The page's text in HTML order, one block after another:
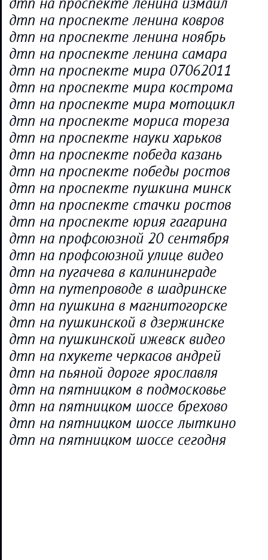
дтп на проспекте ленина измаил
дтп на проспекте ленина ковров
дтп на проспекте ленина ноябрь
дтп на проспекте ленина самара
дтп на проспекте мира 07062011
дтп на проспекте мира кострома
дтп на проспекте мира мотоцикл
дтп на проспекте мориса тореза
дтп на проспекте науки харьков
дтп на проспекте победа казань
дтп на проспекте победы ростов
дтп на проспекте пушкина минск
дтп на проспекте стачки ростов
дтп на проспекте юрия гагарина
дтп на профсоюзной 20 сентября
дтп на профсоюзной улице видео
дтп на пугачева в калининграде
дтп на путепроводе в шадринске
дтп на пушкина в магнитогорске
дтп на пушкинской в дзержинске
дтп на пушкинской ижевск видео
дтп на пхукете черкасов андрей
дтп на пьяной дороге ярославля
дтп на пятницком в подмосковье
дтп на пятницком шоссе брехово
дтп на пятницком шоссе лыткино
дтп на пятницком шоссе сегодня